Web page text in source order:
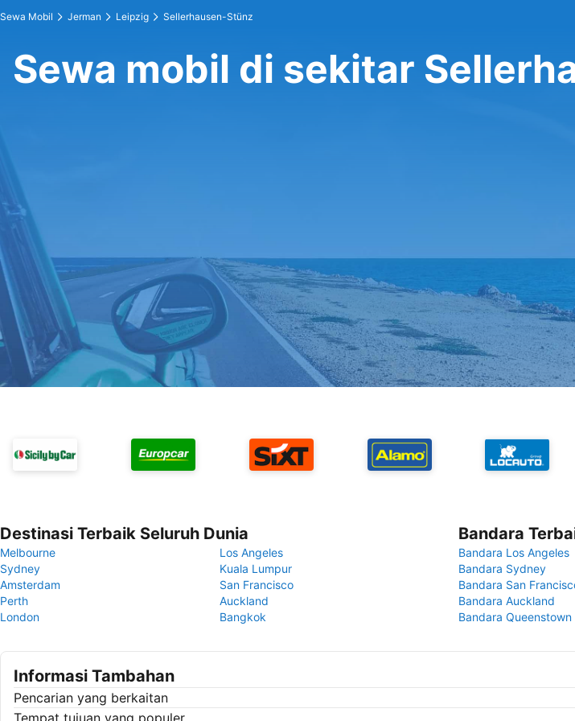
Sewa Mobil Jerman Leipzig Sellerhausen-Stünz
Sewa mobil di sekitar
Destinasi Terbaik Seluruh Dunia
Melbourne
Los Angeles
Sydney
Kuala Lumpur
Amsterdam
San Francisco
Perth
Auckland
London
Bangkok
Bandara
Bandara Los Angeles
Bandara Sydney
Bandara San
Bandara Auckland
Bandara Queenstown
Informasi Tambahan
Pencarian yang berkaitan
Tempat tujuan yang populer